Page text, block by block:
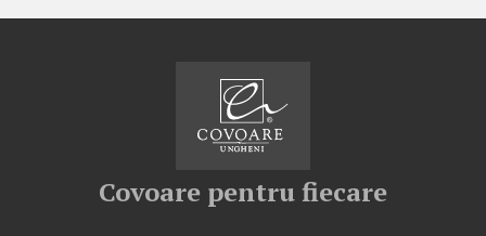
Covoare pentru fiecare